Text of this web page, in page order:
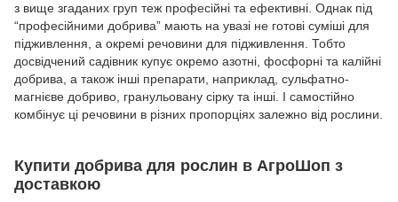
з вище згаданих груп теж професійні та ефективні. Однак під
“професійними добрива” мають на увазі не готові суміші для
підживлення, а окремі речовини для підживлення. Тобто
досвідчений садівник купує окремо азотні, фосфорні та калійні
добрива, а також інші препарати, наприклад, сульфатно-
магнієве добриво, гранульовану сірку та інші. І самостійно
комбінує ці речовини в різних пропорціях залежно від рослини.
Купити добрива для рослин в АгроШоп з
доставкою